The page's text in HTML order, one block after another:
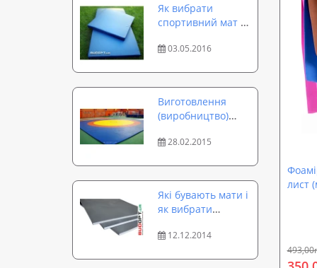
Як вибрати
спортивний мат -
особливості
03.05.2016
Виготовлення
(виробництво)
килима
28.02.2015
Які бувають мати і
як вибрати
12.12.2014
лист